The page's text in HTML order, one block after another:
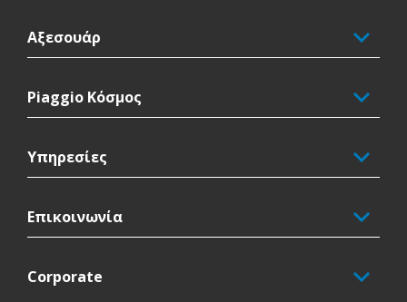
Αξεσουάρ
Piaggio Κόσμος
Υπηρεσίες
Επικοινωνία
Corporate